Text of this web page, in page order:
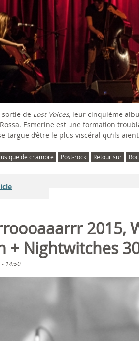
sortie de Lost Voices, leur cinquième
Esmerine est une formation
targue d’être le plus viscéral qu’ils
de chambre Post-rock Retour sur
2015,
+ Nightwitches
14:50